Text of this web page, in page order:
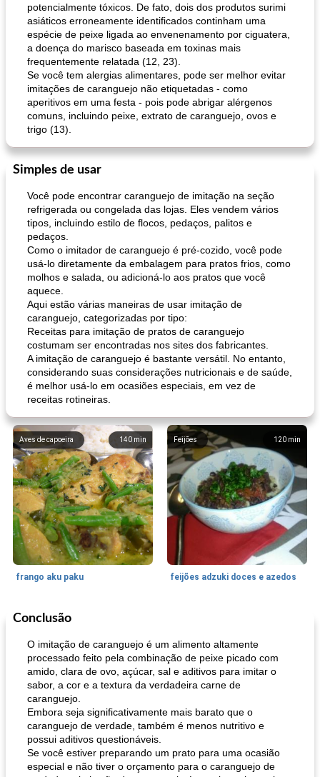
potencialmente tóxicos. De fato, dois dos produtos surimi
asiáticos erroneamente identificados continham uma
espécie de peixe ligada ao envenenamento por ciguatera,
a doença do marisco baseada em toxinas mais
frequentemente relatada (12, 23).
Se você tem alergias alimentares, pode ser melhor evitar
imitações de caranguejo não etiquetadas - como
aperitivos em uma festa - pois pode abrigar alérgenos
comuns, incluindo peixe, extrato de caranguejo, ovos e
trigo (13).
Simples de usar
Você pode encontrar caranguejo de imitação na seção
refrigerada ou congelada das lojas. Eles vendem vários
tipos, incluindo estilo de flocos, pedaços, palitos e
pedaços.
Como o imitador de caranguejo é pré-cozido, você pode
usá-lo diretamente da embalagem para pratos frios, como
molhos e salada, ou adicioná-lo aos pratos que você
aquece.
Aqui estão várias maneiras de usar imitação de
caranguejo, categorizadas por tipo:
Receitas para imitação de pratos de caranguejo
costumam ser encontradas nos sites dos fabricantes.
A imitação de caranguejo é bastante versátil. No entanto,
considerando suas considerações nutricionais e de saúde,
é melhor usá-lo em ocasiões especiais, em vez de
receitas rotineiras.
140 min
Aves de capoeira
frango aku paku
120 min
Feijões
feijões adzuki doces e azedos
Bolos
muffins de farelo de harriet sopa de lentilha líbia
Conclusão
O imitação de caranguejo é um alimento altamente
processado feito pela combinação de peixe picado com
amido, clara de ovo, açúcar, sal e aditivos para imitar o
sabor, a cor e a textura da verdadeira carne de
caranguejo.
Embora seja significativamente mais barato que o
caranguejo de verdade, também é menos nutritivo e
possui aditivos questionáveis.
Se você estiver preparando um prato para uma ocasião
especial e não tiver o orçamento para o caranguejo de